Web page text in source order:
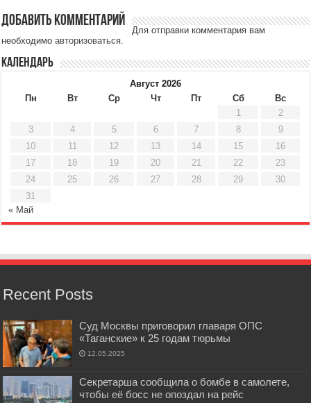
Добавить комментарий
Для отправки комментария вам
необходимоавторизоваться.
Календарь
Август 2026
Пн
Вт Ср Чт Пт Сб
Вс
1
2
3
4 5 6 7 8
9
10
11 12 13 14 15
16
17
18 19 20 21 22
23
24
25 26 27 28 29
30
31
« Май
Recent Posts
Суд Москвы приговорил главаря ОПС
«Таганские» к 25 годам тюрьмы
12.05.2025
Секретарша сообщила о бомбе в самолете,
чтобы её босс не опоздал на рейс